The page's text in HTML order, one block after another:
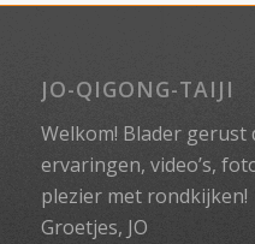
JO-QIGONG-TAIJI
Welkom! Blader
ervaringen, video’s,
plezier met rondkijken!
Groetjes, JO